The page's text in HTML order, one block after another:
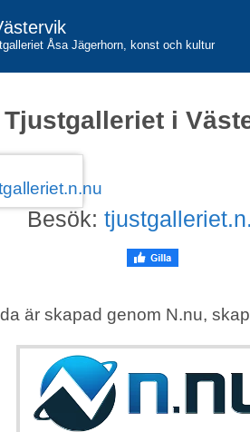
Åsa Jägerhorn, konst och kultur
Tjustgalleriet i
Besök:
är skapad genom N.nu,